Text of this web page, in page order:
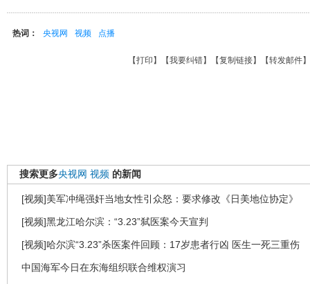
热词： 央视网 视频 点播
【打印 】【我要纠错】【复制链接】【转发邮件
搜索更多央视网 视频 的新闻
[视频]美军冲绳强奸当地女性引众怒：要求修改《日美地位协定》
[视频]黑龙江哈尔滨：“3.23”弑医案今天宣判
[视频]哈尔滨“3.23”杀医案件回顾：17岁患者行凶 医生一死三重伤
中国海军今日在东海组织联合维权演习